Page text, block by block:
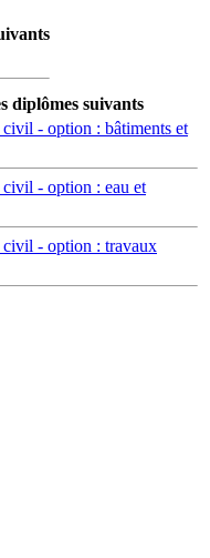
diplômes suivants
- option : bâtiments et
- option : eau et
- option : travaux